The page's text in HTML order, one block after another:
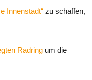
Innenstadt“ zu schaffen,
Radring um die